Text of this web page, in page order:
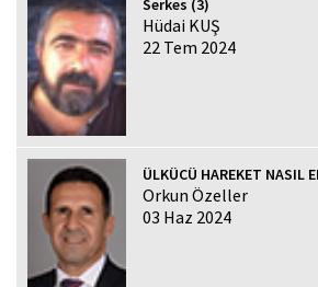
Hüdai KUŞ
22 Tem 2024
ÜLKÜCÜ HAREKET NASIL
Orkun Özeller
03 Haz 2024